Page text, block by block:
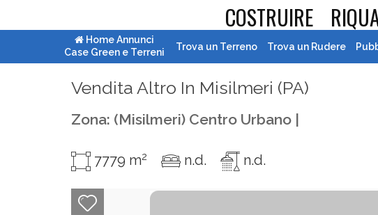
COSTRUIRE
Home Annunci
Case Green e Terreni
Trova un Terreno Trova un Rudere
Vendita Altro In Misilmeri (PA)
Zona: (misilmeri) Centro Urbano |
7779 m2 n.d. n.d.